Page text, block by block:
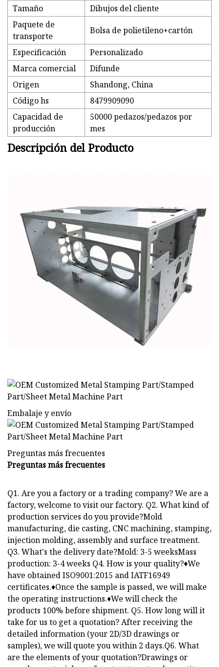
Tamaño
Dibujos del cliente
Paquete de
transporte
Bolsa de polietileno+cartón
Especificación
Personalizado
Marca comercial
Difunde
Origen
Shandong, China
Código hs
8479909090
Capacidad de
producción
50000 pedazos/pedazos por
mes
Descripción del Producto
Embalaje y envío
Preguntas más frecuentes
Preguntas más frecuentes
Q1. Are you a factory or a trading company? We are a
factory, welcome to visit our factory. Q2. What kind of
production services do you provide?Mold
manufacturing, die casting, CNC machining, stamping,
injection molding, assembly and surface treatment.
Q3. What's the delivery date?Mold: 3-5 weeksMass
production: 3-4 weeks Q4. How is your quality?♦We
have obtained ISO9001:2015 and IATF16949
certificates.♦Once the sample is passed, we will make
the operating instructions.♦We will check the
products 100% before shipment. Q5. How long will it
take for us to get a quotation? After receiving the
detailed information (your 2D/3D drawings or
samples), we will quote you within 2 days.Q6. What
are the elements of your quotation?Drawings or